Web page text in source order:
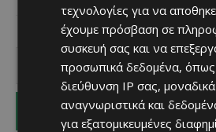
I WANT IN
τεχνολογίες για να
έχουμε πρόσβαση σε
συσκευή σας και να
προσωπικά δεδομένα,
διεύθυνση IP σας, μοναδικά
αναγνωριστικά και
για εξατομικευμένες